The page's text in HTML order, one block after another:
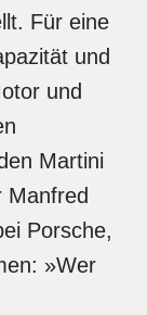
Für eine
und
und
Martini
Manfred
Porsche,
»Wer